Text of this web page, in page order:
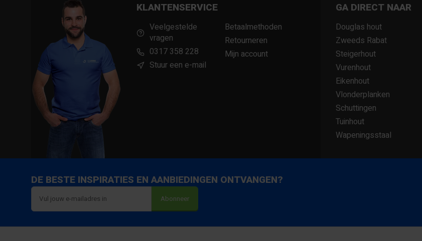
KLANTENSERVICE
Veelgestelde
vragen
0317 358 228
Stuur een e-mail
Betaalmethoden
Retourneren
Mijn account
GA DIRECT NAAR
Douglas hout
Zweeds Rabat
Steigerhout
Vurenhout
Eikenhout
Vlonderplanken
Schuttingen
Tuinhout
Wapeningsstaal
DE BESTE INSPIRATIES EN AANBIEDINGEN ONTVANGEN?
Abonneer